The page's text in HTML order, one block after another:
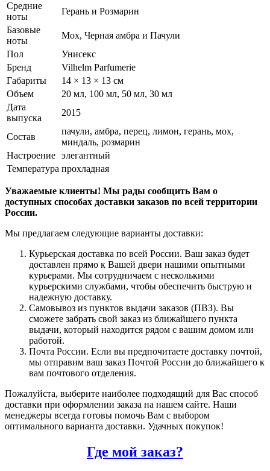
Средние
ноты
Герань и Розмарин
Базовые
ноты
Мох, Черная амбра и Пачули
Пол
Унисекс
Бренд
Vilhelm Parfumerie
Габариты
14 × 13 × 13 см
Объем
20 мл, 100 мл, 50 мл, 30 мл
Дата
выпуска
2015
Состав
пачули, амбра, перец, лимон, герань, мох,
миндаль, розмарин
Настроение элегантный
Температура прохладная
Уважаемые клиенты! Мы рады сообщить Вам о
доступных способах доставки заказов по всей территории
России.
Мы предлагаем следующие варианты доставки:
Курьерская доставка по всей России. Ваш заказ будет
доставлен прямо к Вашей двери нашими опытными
курьерами. Мы сотрудничаем с несколькими
курьерскими службами, чтобы обеспечить быструю и
надежную доставку.
Самовывоз из пунктов выдачи заказов (ПВЗ). Вы
сможете забрать свой заказ из ближайшего пункта
выдачи, который находится рядом с вашим домом или
работой.
Почта России. Если вы предпочитаете доставку почтой,
мы отправим ваш заказ Почтой России до ближайшего к
вам почтового отделения.
Пожалуйста, выберите наиболее подходящий для Вас способ
доставки при оформлении заказа на нашем сайте. Наши
менеджеры всегда готовы помочь Вам с выбором
оптимального варианта доставки. Удачных покупок!
Где мой заказ?